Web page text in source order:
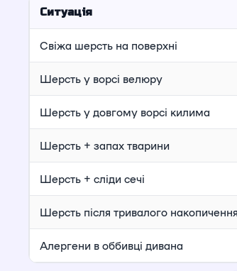
Ситуація
Свіжа шерсть на поверхні
Шерсть у ворсі велюру
Шерсть у довгому ворсі килима
Шерсть + запах тварини
Шерсть + сліди сечі
Шерсть після тривалого накопичення
Алергени в оббивці дивана